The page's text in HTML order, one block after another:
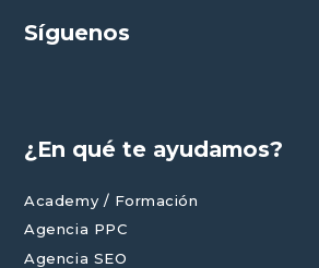
Síguenos
¿En qué te ayudamos?
Academy / Formación
Agencia PPC
Agencia SEO